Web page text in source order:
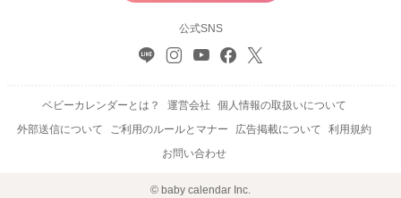
公式SNS
ベビーカレンダーとは？ 運営会社
個人情報の取扱いについて
外部送信について
ご利用のルールとマナー 広告掲載について
利用規約
お問い合わせ
© baby calendar Inc.